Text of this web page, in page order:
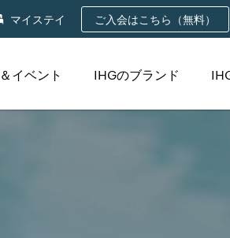
マイステイ ご入会はこちら（無料）
イベント IHGのブランド